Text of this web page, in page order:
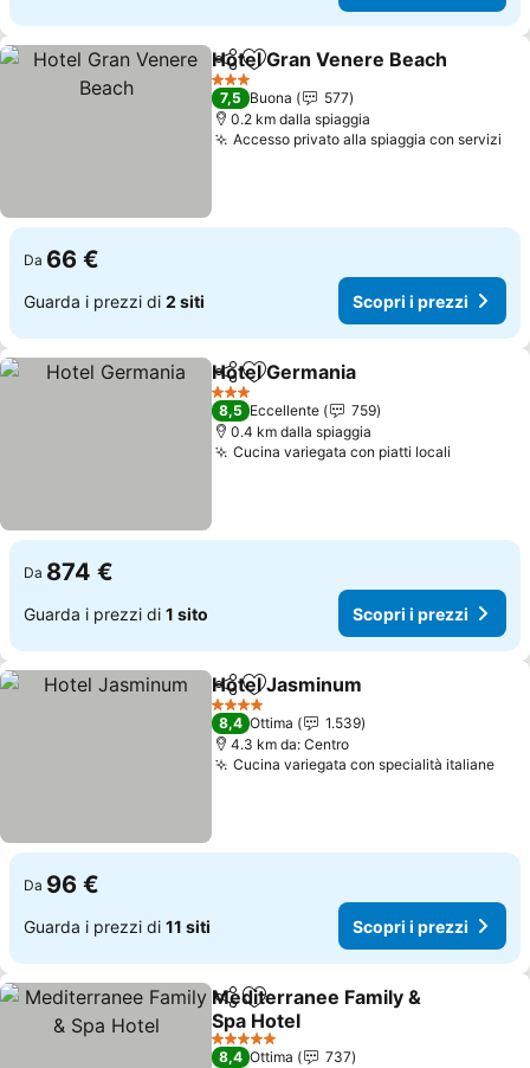
CondividiAggiungi ai preferiti
Hotel Gran Venere Beach
3 Stelle
7,5 Buona
577
0.2 km dalla spiaggia
Accesso privato alla spiaggia con servizi
Da 66 €
Guarda i prezzi di 2 siti Scopri i prezzi
CondividiAggiungi ai preferiti
Hotel Germania
3 Stelle
8,5 Eccellente
759
0.4 km dalla spiaggia
Cucina variegata con piatti locali
Da 874 €
Guarda i prezzi di 1 sito Scopri i prezzi
CondividiAggiungi ai preferiti
Hotel Jasminum
4 Stelle
8,4 Ottima
1.539
4.3 km da: Centro
Cucina variegata con specialità italiane
Da 96 €
Guarda i prezzi di 11 siti Scopri i prezzi
CondividiAggiungi ai preferiti
Mediterranee Family &
Spa Hotel
Scopri i prezzi
5 Stelle
8,4 Ottima 737